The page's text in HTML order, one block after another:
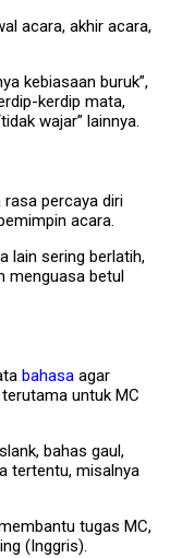
acara, akhir acara,
kebiasaan buruk”,
kerdip mata,
wajar” lainnya.
percaya diri
acara.
lain sering berlatih,
menguasa betul
bahasa agar
untuk MC
bahas gaul,
tertentu, misalnya
tugas MC,
(Inggris).